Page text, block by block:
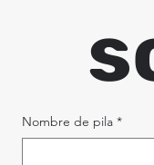
Nombre de pila *